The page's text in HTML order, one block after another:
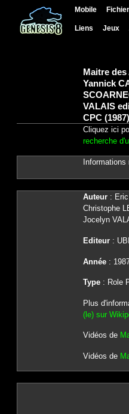
Mobile
Liens Jeux
Maitre
Yannick
VALAIS
CPC (1987)
Cliquez ici
recherche
Auteur: Eric
Christophe
Jocelyn
Editeur:
Année:
Type: Role
Plus
(le) sur
Vidéos de
Vidéos de